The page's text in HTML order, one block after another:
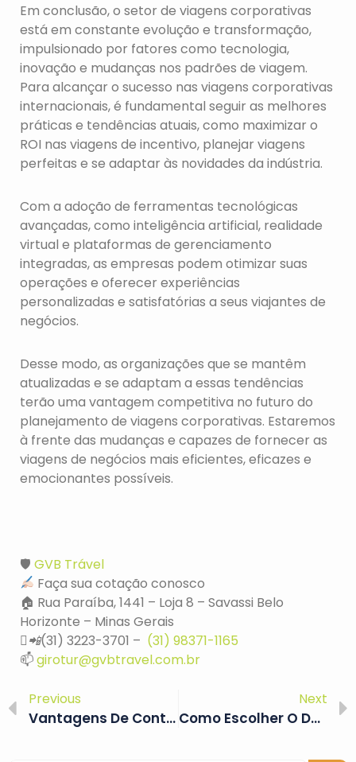
Em conclusão, o setor de viagens corporativas
está em constante evolução e transformação,
impulsionado por fatores como tecnologia,
inovação e mudanças nos padrões de viagem.
Para alcançar o sucesso nas viagens corporativas
internacionais, é fundamental seguir as melhores
práticas e tendências atuais, como maximizar o
ROI nas viagens de incentivo, planejar viagens
perfeitas e se adaptar às novidades da indústria.
Com a adoção de ferramentas tecnológicas
avançadas, como inteligência artificial, realidade
virtual e plataformas de gerenciamento
integradas, as empresas podem otimizar suas
operações e oferecer experiências
personalizadas e satisfatórias a seus viajantes de
negócios.
Desse modo, as organizações que se mantêm
atualizadas e se adaptam a essas tendências
terão uma vantagem competitiva no futuro do
planejamento de viagens corporativas. Estaremos
à frente das mudanças e capazes de fornecer as
viagens de negócios mais eficientes, eficazes e
emocionantes possíveis.
🛡️ GVB Trável
Faça sua cotação conosco
🏠 Rua Paraíba, 1441 – Loja 8 – Savassi Belo
Horizonte – Minas Gerais
📲(31) 3223-3701 – (31) 98371-1165
📫girotur@gvbtravel.com.br
Previous
Vantagens De Contratar Uma Agencia De Viagens Corporativas
Next
Como Escolher O Destino Ideal Para Congressos E Eventos Corporativos?